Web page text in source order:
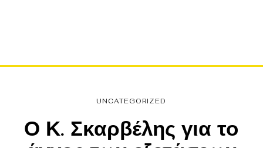
UNCATEGORIZED
Ο Κ. Σκαρβέλης για το